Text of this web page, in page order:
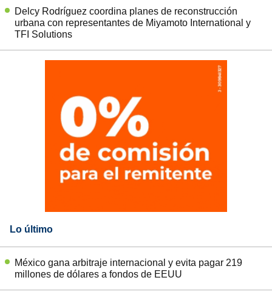
Delcy Rodríguez coordina planes de reconstrucción
urbana con representantes de Miyamoto International y
TFI Solutions
Lo último
México gana arbitraje internacional y evita pagar 219
millones de dólares a fondos de EEUU